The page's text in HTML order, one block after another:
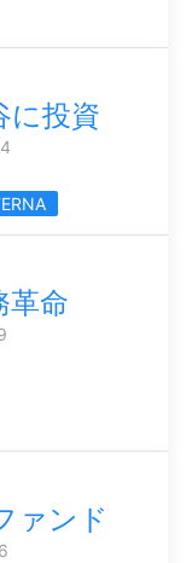
に投資
革命
ァンド